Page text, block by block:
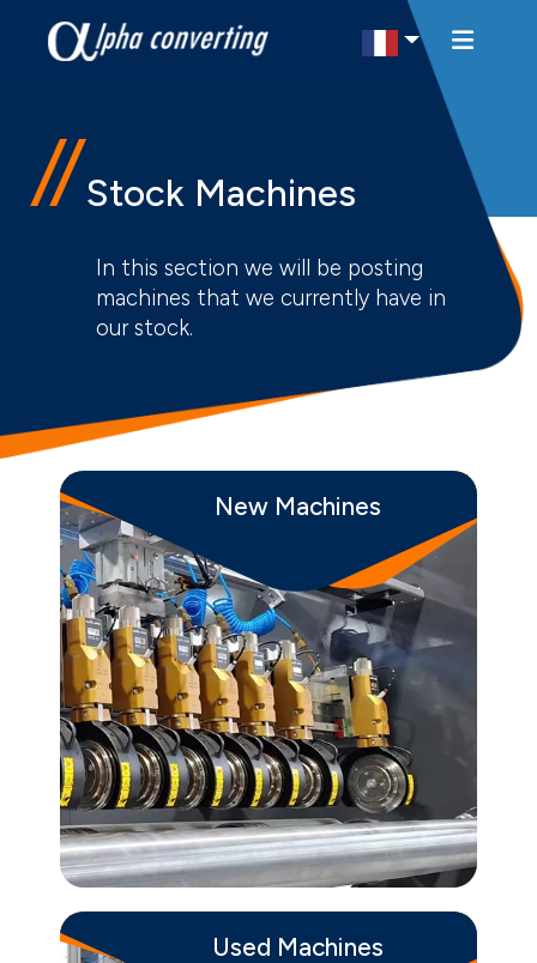
Select Region
Stock Machines
In this section we will be posting
machines that we currently have in
our stock.
New Machines
En savoir plusabout New
Used Machines